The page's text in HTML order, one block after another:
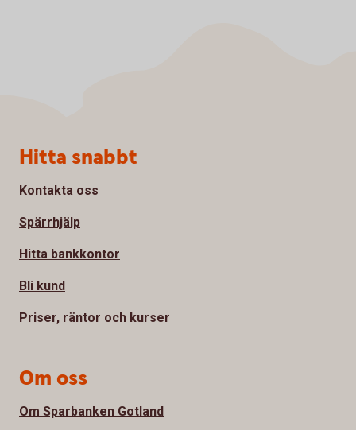
Sidfot
Hitta snabbt
Kontakta oss
Spärrhjälp
Hitta bankkontor
Bli kund
Priser, räntor och kurser
Om oss
Om Sparbanken Gotland